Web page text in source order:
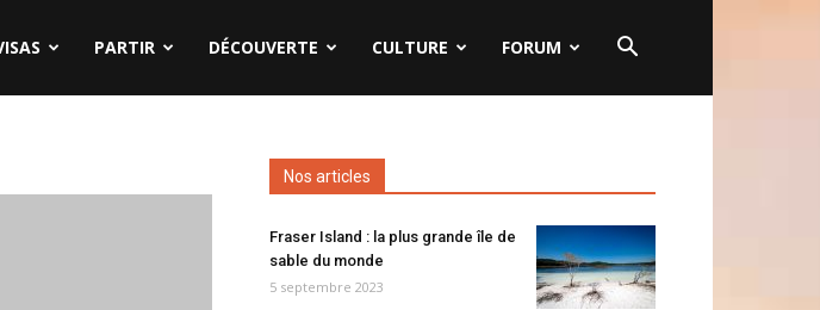
PARTIR DÉCOUVERTE CULTURE FORUM
Nos articles
Fraser Island : la plus grande île de
sable du monde
5 septembre 2023